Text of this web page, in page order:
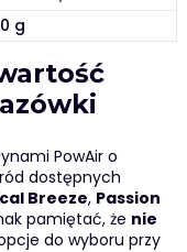
g
PowAir o
dostępnych
Breeze, Passion
pamiętać, że nie
do wyboru przy